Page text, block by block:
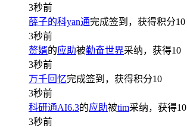
3秒前
薛子的科yan通完成签到，获得积分10
3秒前
赘婿的应助被勤奋世界采纳，获得10
3秒前
万千回忆完成签到，获得积分10
3秒前
科研通AI6.3的应助被tim采纳，获得10
3秒前